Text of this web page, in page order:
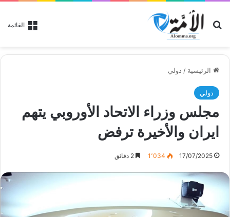
القائمة بحث عن
الرئيسية / دولي
دولي
مجلس وزراء الاتحاد الأوروبي يتهم
ايران والأخيرة ترفض
17/07/2025 1٬034